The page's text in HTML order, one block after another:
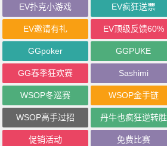
EV扑克小游戏 EV疯狂送票
EV邀请有礼 EV顶级反馈60%
GGpoker GGPUKE
GG春季狂欢赛 Sashimi
WSOP冬巡赛 WSOP金手链
WSOP高手过招 丹牛也疯狂逆转胜
促销活动 免费比赛